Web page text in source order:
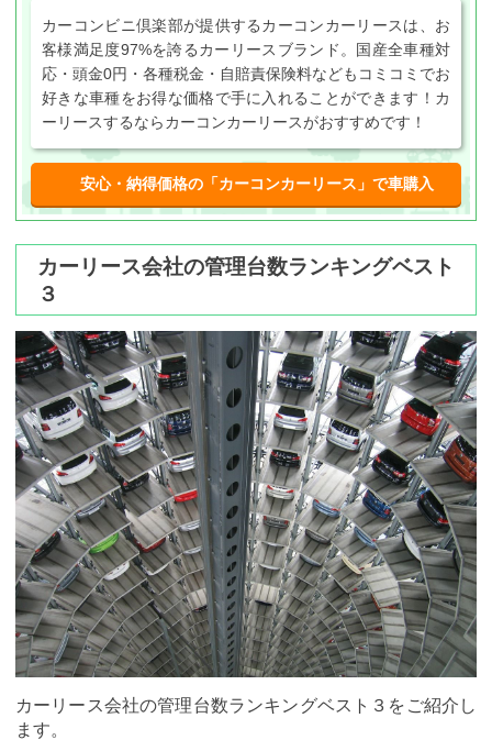
カーコンビニ倶楽部が提供するカーコンカーリースは、お
客様満足度97%を誇るカーリースブランド。国産全車種対
応・頭金0円・各種税金・自賠責保険料などもコミコミでお
好きな車種をお得な価格で手に入れることができます！カ
ーリースするならカーコンカーリースがおすすめです！
安心・納得価格の「カーコンカーリース」で車購入
カーリース会社の管理台数ランキングベスト
３
カーリース会社の管理台数ランキングベスト３をご紹介し
ます。